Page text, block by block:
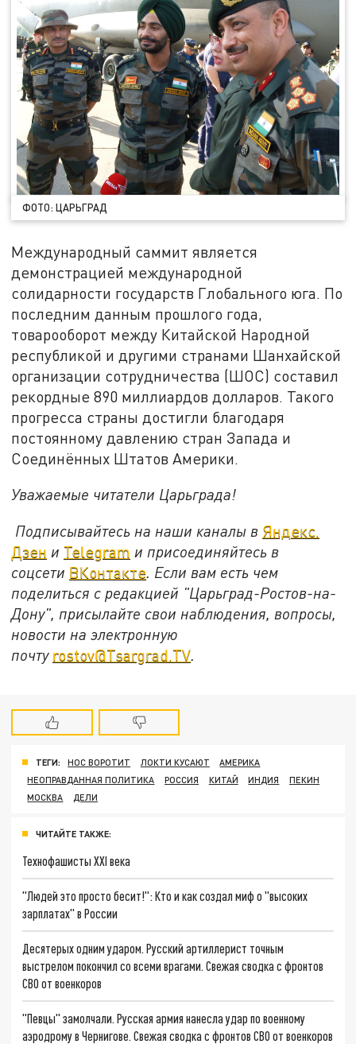
ФОТО: ЦАРЬГРАД
Международный саммит является
демонстрацией международной
солидарности государств Глобального юга. По
последним данным прошлого года,
товарооборот между Китайской Народной
республикой и другими странами Шанхайской
организации сотрудничества (ШОС) составил
рекордные 890 миллиардов долларов. Такого
прогресса страны достигли благодаря
постоянному давлению стран Запада и
Соединённых Штатов Америки.
Уважаемые читатели Царьграда!
Подписывайтесь на наши каналы в Яндекс.
Дзен и Telegram и присоединяйтесь в
соцсети ВКонтакте. Если вам есть чем
поделиться с редакцией "Царьград-Ростов-на-
Дону", присылайте свои наблюдения, вопросы,
новости на электронную
почту rostov@Tsargrad.ТV.
ТЕГИ: НОС ВОРОТИТ ЛОКТИ КУСАЮТ
АМЕРИКА
НЕОПРАВДАННАЯ ПОЛИТИКА
РОССИЯ КИТАЙ ИНДИЯ
ПЕКИН
МОСКВА
ДЕЛИ
ЧИТАЙТЕ ТАКЖЕ:
Технофашисты XXI века
"Людей это просто бесит!": Кто и как создал миф о "высоких
зарплатах" в России
Десятерых одним ударом. Русский артиллерист точным
выстрелом покончил со всеми врагами. Свежая сводка с фронтов
СВО от военкоров
"Певцы" замолчали. Русская армия нанесла удар по военному
аэродрому в Чернигове. Свежая сводка с фронтов СВО от военкоров